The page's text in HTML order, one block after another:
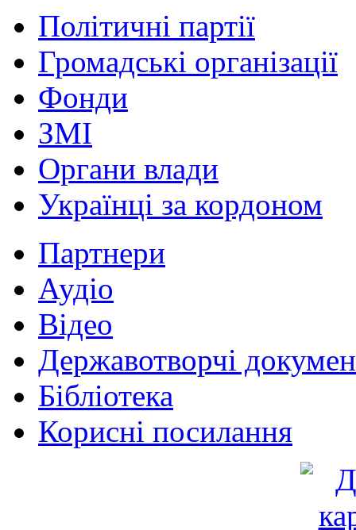
Політичні партії
Громадські організації
Фонди
ЗМІ
Органи влади
Українці за кордоном
Партнери
Аудіо
Відео
Державотворчі
Бібліотека
Корисні посилання